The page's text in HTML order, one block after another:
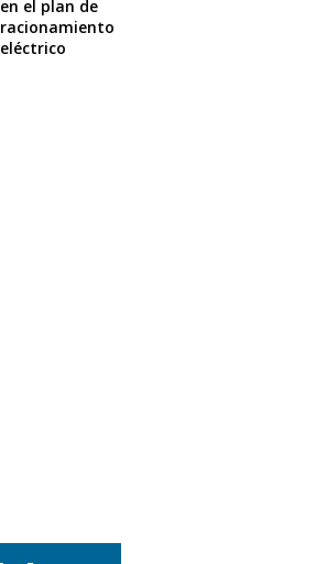
en el plan de
racionamiento
eléctrico